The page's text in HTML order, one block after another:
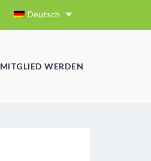
Deutsch
MITGLIED WERDEN